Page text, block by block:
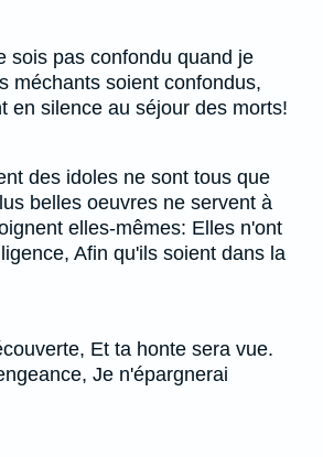
sois pas confondu quand je
méchants soient confondus,
en silence au séjour des morts!
des idoles ne sont tous que
belles oeuvres ne servent à
elles-mêmes: Elles n'ont
Afin qu'ils soient dans la
Et ta honte sera vue.
Je n'épargnerai